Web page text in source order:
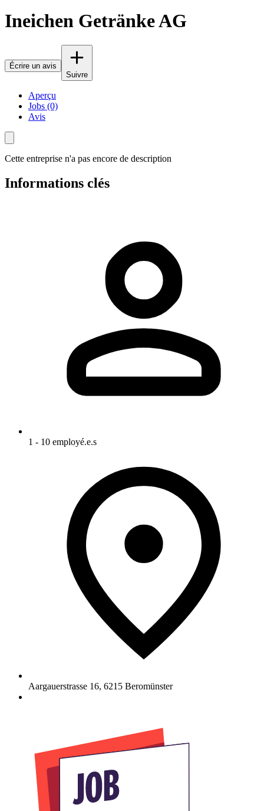
Ineichen Getränke AG
Écrire un avis
Suivre
Aperçu
Jobs (0)
Avis
Cette entreprise n'a pas encore de description
Informations clés
1 - 10 employé.e.s
Aargauerstrasse 16, 6215 Beromünster